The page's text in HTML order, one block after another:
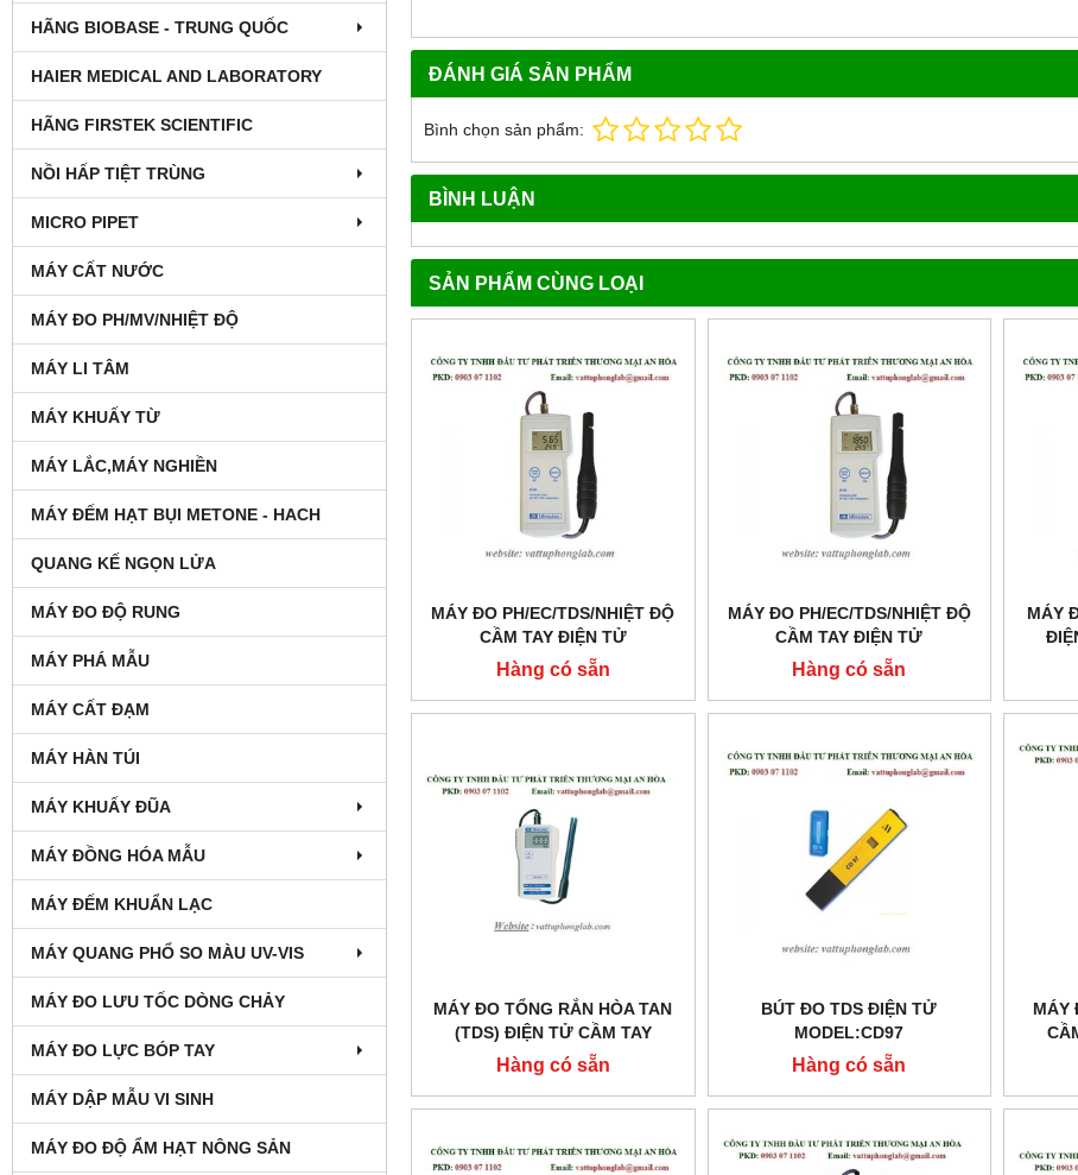
HÃNG BIOBASE - TRUNG QUỐC
HAIER MEDICAL AND LABORATORY
HÃNG FIRSTEK SCIENTIFIC
NỒI HẤP TIỆT TRÙNG
MICRO PIPET
MÁY CẤT NƯỚC
MÁY ĐO PH/MV/NHIỆT ĐỘ
MÁY LI TÂM
MÁY KHUẤY TỪ
MÁY LẮC,MÁY NGHIỀN
MÁY ĐẾM HẠT BỤI METONE - HACH
QUANG KẾ NGỌN LỬA
MÁY ĐO ĐỘ RUNG
MÁY PHÁ MẪU
MÁY CẤT ĐẠM
MÁY HÀN TÚI
MÁY KHUẤY ĐŨA
MÁY ĐỒNG HÓA MẪU
MÁY ĐẾM KHUẨN LẠC
MÁY QUANG PHỔ SO MÀU UV-VIS
MÁY ĐO LƯU TỐC DÒNG CHẢY
MÁY ĐO LỰC BÓP TAY
MÁY DẬP MẪU VI SINH
MÁY ĐO ĐỘ ẨM HẠT NÔNG SẢN
ĐÁNH GIÁ SẢN PHẨM
Bình chọn sản phẩm:
BÌNH LUẬN
SẢN PHẨM CÙNG LOẠI
MÁY ĐO PH/EC/TDS/NHIỆT ĐỘ
CẦM TAY ĐIỆN TỬ
MODEL:MI806
Hàng có sẵn
MÁY ĐO PH/EC/TDS/NHIỆT ĐỘ
CẦM TAY ĐIỆN TỬ
MODEL:MI805
Hàng có sẵn
MÁY
MÁY ĐO TỔNG RẮN HÒA TAN
(TDS) ĐIỆN TỬ CẦM TAY
MODEL:MW401
Hàng có sẵn
BÚT ĐO TDS ĐIỆN TỬ
MODEL:CD97
Hàng có sẵn
MÁY